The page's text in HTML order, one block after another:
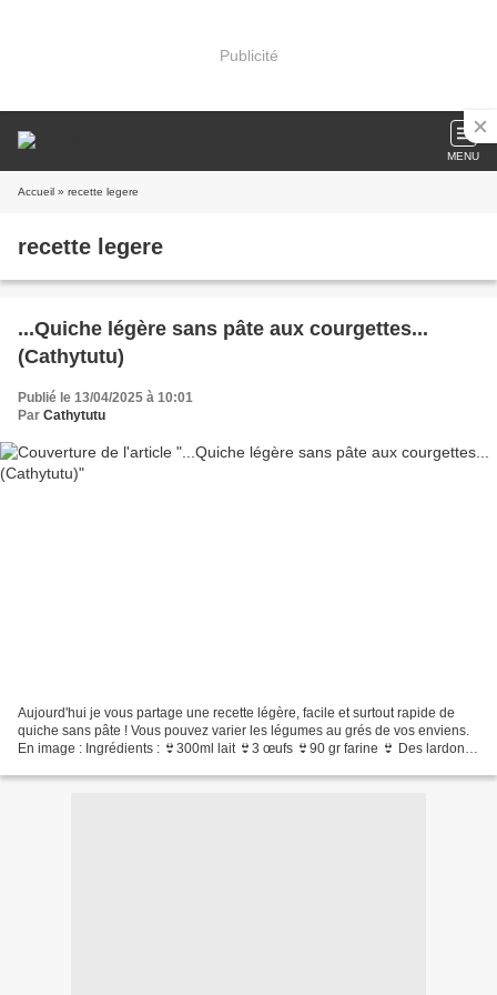
Publicité
MENU
Accueil » recette legere
recette legere
...Quiche légère sans pâte aux courgettes...
(Cathytutu)
Publié le 13/04/2025 à 10:01
Par Cathytutu
Aujourd'hui je vous partage une recette légère, facile et surtout rapide de
quiche sans pâte ! Vous pouvez varier les légumes au grés de vos enviens.
En image : Ingrédients : 👙300ml lait 👙3 œufs 👙90 gr farine 👙 Des lardons